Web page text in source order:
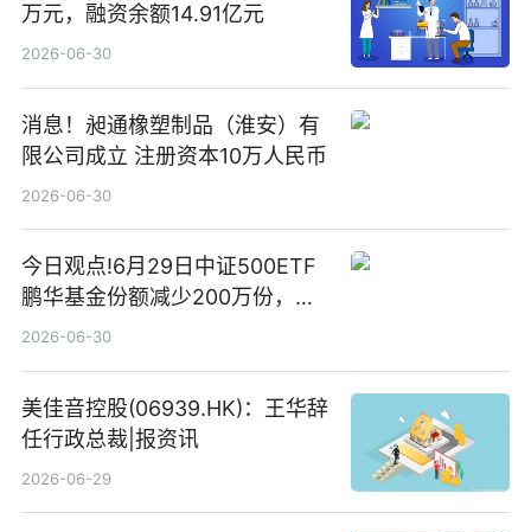
万元，融资余额14.91亿元
2026-06-30
消息！昶通橡塑制品（淮安）有
限公司成立 注册资本10万人民币
2026-06-30
今日观点!6月29日中证500ETF
鹏华基金份额减少200万份，重
仓股亨通光电、赤峰黄金、佰维
2026-06-30
美佳音控股(06939.HK)：王华辞
任行政总裁|报资讯
2026-06-29